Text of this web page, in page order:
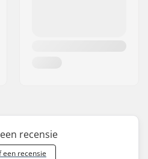
recensie
een recensie